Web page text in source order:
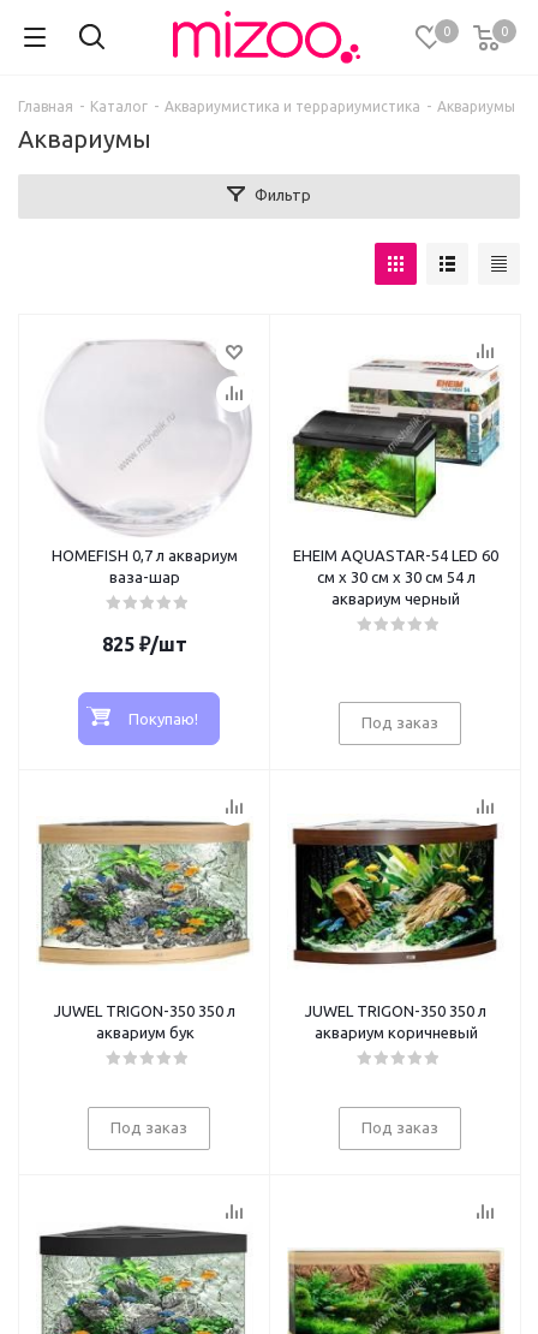
0 0
Главная - Каталог - Аквариумистика и террариумистика - Аквариумы
Аквариумы
Фильтр
HOMEFISH 0,7 л аквариум
ваза-шар
825 ₽/шт
Покупаю!
EHEIM AQUASTAR-54 LED 60
см х 30 см х 30 см 54 л
аквариум черный
Под заказ
JUWEL TRIGON-350 350 л
аквариум бук
Под заказ
JUWEL TRIGON-350 350 л
аквариум коричневый
Под заказ